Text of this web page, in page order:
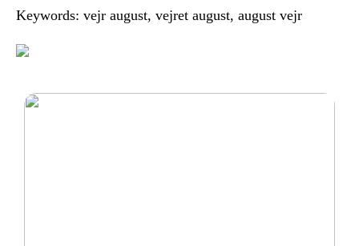
Keywords: vejr august, vejret august, august vejr